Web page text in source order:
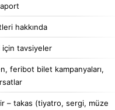
hakkında
için tavsiyeler
feribot bilet kampanyaları,
– takas (tiyatro, sergi, müze